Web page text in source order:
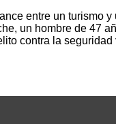
entre un turismo
un hombre de 47
contra la